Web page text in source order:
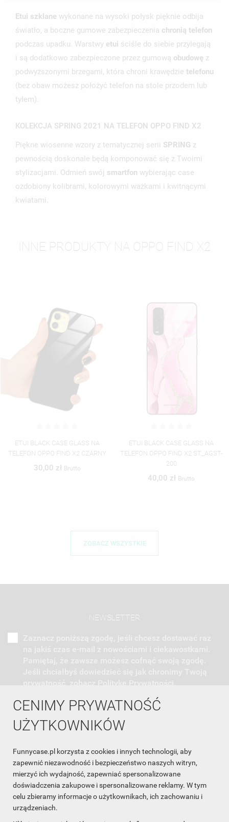
CENIMY PRYWATNOŚĆ
UŻYTKOWNIKÓW
Funnycase.pl korzysta z cookies i innych technologii, aby
zapewnić niezawodność i bezpieczeństwo naszych witryn,
mierzyć ich wydajność, zapewniać spersonalizowane
doświadczenia zakupowe i spersonalizowane reklamy. W tym
celu zbieramy informacje o użytkownikach, ich zachowaniu i
urządzeniach.
Etui szklane wykonane na wysoki połysk pięknie odbija
światło, a boczne gumowe zabezpieczenia chronią telefon
podczas upadku. Warstwy etui ściśle do siebie przylegają
i są dodatkowo zabezpieczone przez gumową obudowę z
podwyższonymi brzegami, która chroni krawędzie telefonu
(bez obaw możesz położyć telefon na stole przodem lub
tyłem).
KOLEKCJA SPRING 2021 NA TELEFON OPPO FIND X2
Piękne wiosenne wzory z tematycznej serii SPRING z
pewnością doskonale będą komponować się z Twoimi
stylizacjami. Odmień swój smartfon wybierając case
ozdobiony kolibrami, kolorowymi ważkami i kwitnącymi
kwiatami.
INNE PRODUKTY NA OPPO FIND X2
ETUI BLACK CASE GLASS NA
TELEFON OPPO FIND X2 ST_AGST-
200
ETUI BLACK CASE GLASS NA
TELEFON OPPO FIND X2 ST_AGST-
201
40,00 złBrutto
ZOBACZ WSZYSTKIE
NEWSLETTER
INFORMACJA O SKLEPIE
INFORMACJE
OBSŁUGA KLIENTA
MOJE LISTY ŻYCZEŃ
UTWÓRZ LISTĘ ŻYCZEŃ
NAZWA LISTY ŻYCZEŃ
ZALOGUJ SIĘ
MUSISZ BYĆ ZALOGOWANY BY ZAPISAĆ PRODUKTY NA
SWOJEJ LIŚCIE ŻYCZEŃ.
ANULUJ ZALOGUJ SIĘ